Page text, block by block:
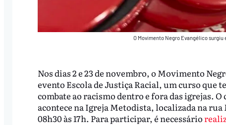
O Movimento Negro Evangélico surgiu
Nos dias 2 e 23 de novembro, o Movimento
evento Escola de Justiça Racial, um curso que
combate ao racismo dentro e fora das igrejas.
acontece na Igreja Metodista, localizada na rua
08h30 às 17h. Para participar, é necessário